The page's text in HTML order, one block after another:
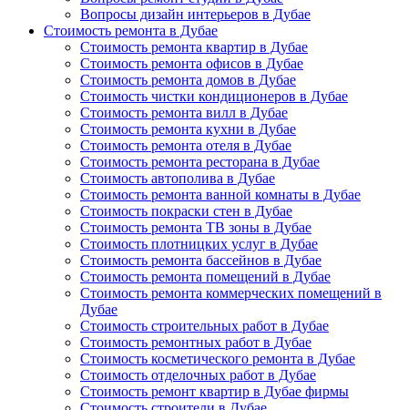
Вопросы дизайн интерьеров в Дубае
Стоимость ремонта в Дубае
Стоимость ремонта квартир в Дубае
Стоимость ремонта офисов в Дубае
Стоимость ремонта домов в Дубае
Стоимость чистки кондиционеров в Дубае
Стоимость ремонта вилл в Дубае
Стоимость ремонта кухни в Дубае
Стоимость ремонта отеля в Дубае
Стоимость ремонта ресторана в Дубае
Стоимость автополива в Дубае
Стоимость ремонта ванной комнаты в Дубае
Стоимость покраски стен в Дубае
Стоимость ремонта ТВ зоны в Дубае
Стоимость плотницких услуг в Дубае
Стоимость ремонта бассейнов в Дубае
Стоимость ремонта помещений в Дубае
Стоимость ремонта коммерческих помещений в
Дубае
Стоимость строительных работ в Дубае
Стоимость ремонтных работ в Дубае
Стоимость косметического ремонта в Дубае
Стоимость отделочных работ в Дубае
Стоимость ремонт квартир в Дубае фирмы